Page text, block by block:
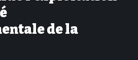
de la